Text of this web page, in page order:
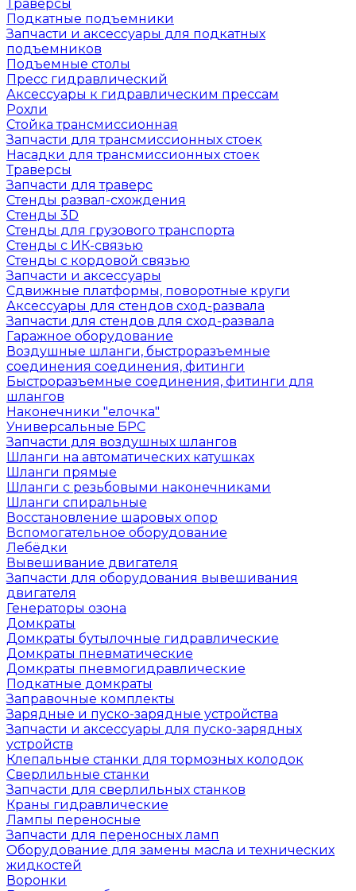
Траверсы
Подкатные подъемники
Запчасти и аксессуары для подкатных
подъемников
Подъемные столы
Пресс гидравлический
Аксессуары к гидравлическим прессам
Рохли
Стойка трансмиссионная
Запчасти для трансмиссионных стоек
Насадки для трансмиссионных стоек
Траверсы
Запчасти для траверс
Стенды развал-схождения
Стенды 3D
Стенды для грузового транспорта
Стенды с ИК-связью
Стенды с кордовой связью
Запчасти и аксессуары
Сдвижные платформы, поворотные круги
Аксессуары для стендов сход-развала
Запчасти для стендов для сход-развала
Гаражное оборудование
Воздушные шланги, быстроразъемные
соединения соединения, фитинги
Быстроразъемные соединения, фитинги для
шлангов
Наконечники "елочка"
Универсальные БРС
Запчасти для воздушных шлангов
Шланги на автоматических катушках
Шланги прямые
Шланги с резьбовыми наконечниками
Шланги спиральные
Восстановление шаровых опор
Вспомогательное оборудование
Лебёдки
Вывешивание двигателя
Запчасти для оборудования вывешивания
двигателя
Генераторы озона
Домкраты
Домкраты бутылочные гидравлические
Домкраты пневматические
Домкраты пневмогидравлические
Подкатные домкраты
Заправочные комплекты
Зарядные и пуско-зарядные устройства
Запчасти и аксессуары для пуско-зарядных
устройств
Клепальные станки для тормозных колодок
Сверлильные станки
Запчасти для сверлильных станков
Краны гидравлические
Лампы переносные
Запчасти для переносных ламп
Оборудование для замены масла и технических
жидкостей
Воронки